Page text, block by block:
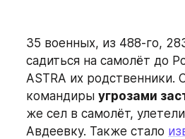
35 военных, из 488-го,
садиться на самолёт до
ASTRA их родственники.
командиры угрозами
же сел в самолёт,
Авдеевку. Также стало